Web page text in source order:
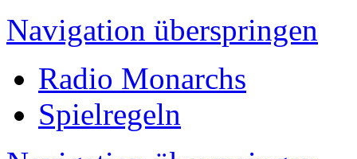
Navigation überspringen
Radio Monarchs
Spielregeln